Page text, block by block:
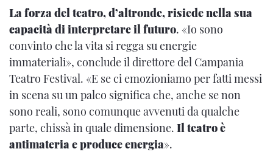
La forza del teatro, d’altronde, risiede nella sua
capacità di interpretare il futuro. «Io sono
convinto che la vita si regga su energie
immateriali», conclude il direttore del Campania
Teatro Festival. «E se ci emozioniamo per fatti messi
in scena su un palco significa che, anche se non
sono reali, sono comunque avvenuti da qualche
parte, chissà in quale dimensione. Il teatro è
antimateria e produce energia».